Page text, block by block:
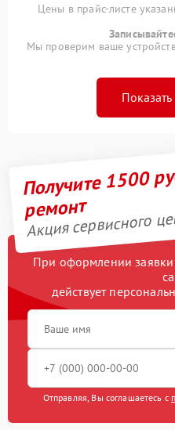
Цены в прайс-листе
Мы проверим ваше
Показать
Получите 1500
ремонт
Акция сервисного
При оформлении
действует
Отправляя, Вы соглашаетесь с